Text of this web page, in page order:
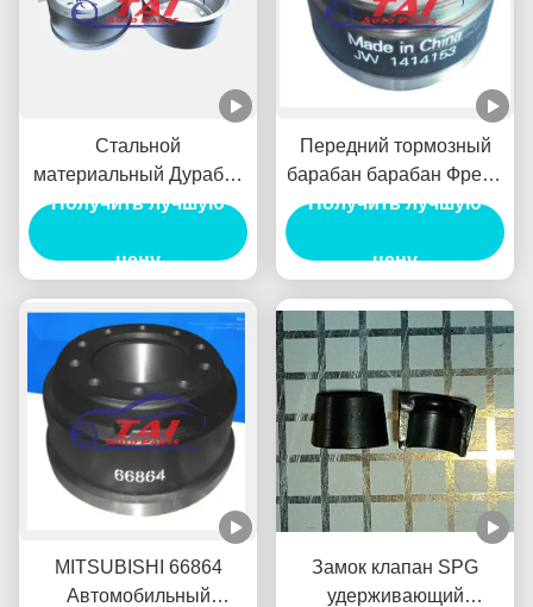
Стальной
материальный Дурабле
Ступицы колеса
альтернатора низкого
ХЮНАДИ
Получить лучшую
цену
Передний тормозный
барабан барабан Френо
Делантеро постоянный
MITSUBISHI 1414153
Получить лучшую
цену
MITSUBISHI 66864
Автомобильный
Замок клапан SPG
удерживающий